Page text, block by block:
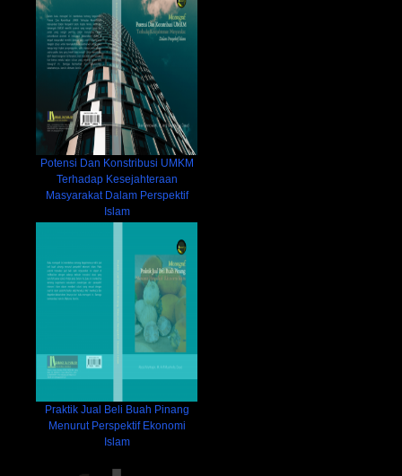
Potensi Dan Konstribusi UMKM
Terhadap Kesejahteraan
Masyarakat Dalam Perspektif
Islam
Praktik Jual Beli Buah Pinang
Menurut Perspektif Ekonomi
Islam